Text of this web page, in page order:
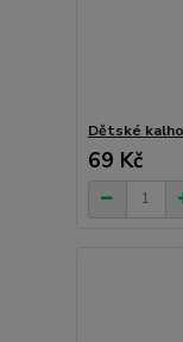
Dětské
69 Kč